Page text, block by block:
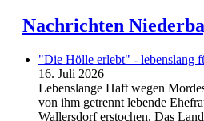
Nachrichten
"Die Hölle erlebt" - lebenslang
16. Juli 2026
Lebenslange Haft wegen
von ihm getrennt lebende
Wallersdorf erstochen. Das